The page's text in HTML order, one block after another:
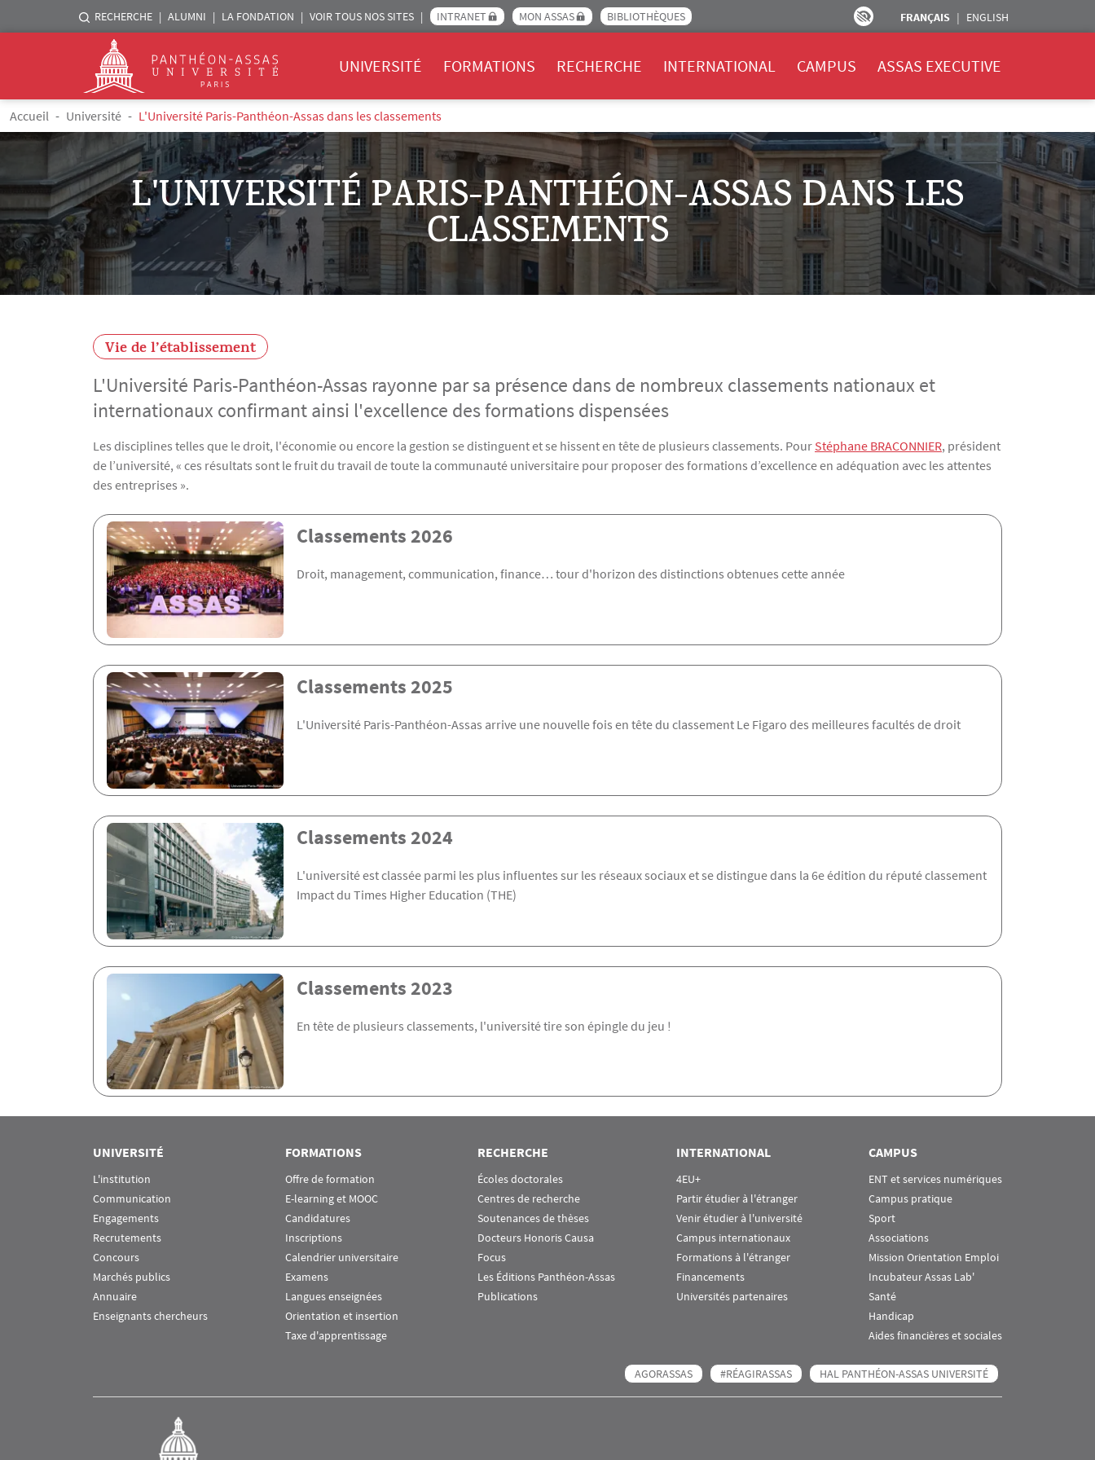
Aller au contenu principal
Menu liste sites Assas
RECHERCHE ALUMNI LA FONDATION VOIR TOUS NOS SITES INTRANET MON ASSAS BIBLIOTHÈQUES FRANÇAIS ENGLISH
Logo
UNIVERSITÉ FORMATIONS RECHERCHE INTERNATIONAL CAMPUS ASSAS EXECUTIVE
Fil d'Ariane
Accueil Université L'Université Paris-Panthéon-Assas dans les classements
L'UNIVERSITÉ PARIS-PANTHÉON-ASSAS DANS LES
CLASSEMENTS
Vie de l’établissement
L'Université Paris-Panthéon-Assas rayonne par sa présence dans de nombreux classements nationaux et
internationaux confirmant ainsi l'excellence des formations dispensées
Texte
Les disciplines telles que le droit, l'économie ou encore la gestion se distinguent et se hissent en tête de plusieurs classements. Pour Stéphane BRACONNIER, président
de l’université, « ces résultats sont le fruit du travail de toute la communauté universitaire pour proposer des formations d’excellence en adéquation avec les attentes
des entreprises ».
Menu Assas Classements 2026
Droit, management, communication, finance… tour d'horizon des distinctions obtenues cette année
Classements 2025
L'Université Paris-Panthéon-Assas arrive une nouvelle fois en tête du classement Le Figaro des meilleures facultés de droit
Classements 2024
L'université est classée parmi les plus influentes sur les réseaux sociaux et se distingue dans la 6e édition du réputé classement
Impact du Times Higher Education (THE)
Classements 2023
En tête de plusieurs classements, l'université tire son épingle du jeu !
UNIVERSITÉ
L'institution
Communication
Engagements
Recrutements
Concours
Marchés publics
Annuaire
Enseignants chercheurs
FORMATIONS
Offre de formation
E-learning et MOOC
Candidatures
Inscriptions
Calendrier universitaire
Examens
Langues enseignées
Orientation et insertion
Taxe d'apprentissage
RECHERCHE
Écoles doctorales
Centres de recherche
Soutenances de thèses
Docteurs Honoris Causa
Focus
Les Éditions Panthéon-Assas
Publications
INTERNATIONAL
4EU+
Partir étudier à l'étranger
Venir étudier à l'université
Campus internationaux
Formations à l'étranger
Financements
Universités partenaires
CAMPUS
ENT et services numériques
Campus pratique
Sport
Associations
Mission Orientation Emploi
Incubateur Assas Lab'
Santé
Handicap
Aides financières et sociales
AGORASSAS #RÉAGIRASSAS HAL PANTHÉON-ASSAS UNIVERSITÉ